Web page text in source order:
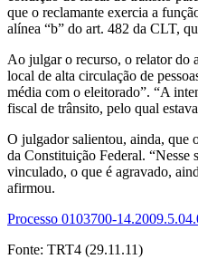
que o reclamante exercia a
alínea “b” do art. 482 da CLT,
Ao julgar o recurso, o relator do
local de alta circulação de
média com o eleitorado”. “A
fiscal de trânsito, pelo qual
O julgador salientou, ainda, que
da Constituição Federal.
vinculado, o que é agravado,
afirmou.
Processo 0103700-
Fonte: TRT4 (29.11.11)